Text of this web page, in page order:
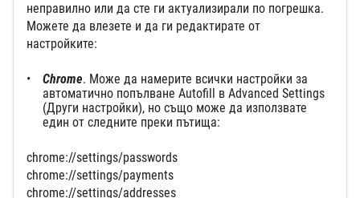
неправилно или да сте ги актуализирали по погрешка.
Можете да влезете и да ги редактирате от
настройките:
Chrome. Може да намерите всички настройки за
автоматично попълване Autofill в Advanced Settings
(Други настройки), но също може да използвате
един от следните преки пътища:
chrome://settings/passwords
chrome://settings/payments
chrome://settings/addresses